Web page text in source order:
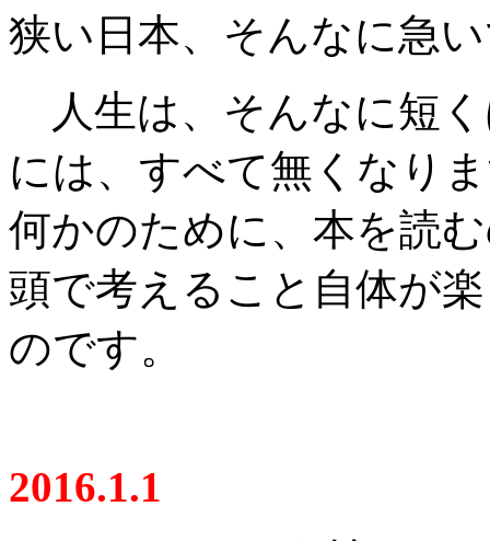
狭い日本、そんなに急
人生は、そんなに短
には、すべて無くなり
何かのために、本を読
頭で考えること自体が
のです。
2016.1.1